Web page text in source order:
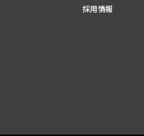
採用情報